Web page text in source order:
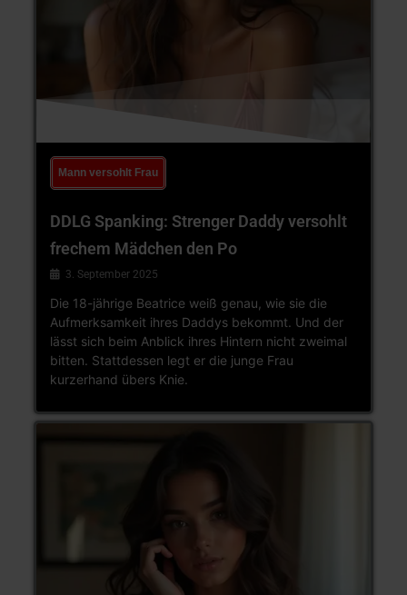
Mann versohlt Frau
DDLG Spanking: Strenger Daddy versohlt
frechem Mädchen den Po
3. September 2025
Die 18-jährige Beatrice weiß genau, wie sie die
Aufmerksamkeit ihres Daddys bekommt. Und der
lässt sich beim Anblick ihres Hintern nicht zweimal
bitten. Stattdessen legt er die junge Frau
kurzerhand übers Knie.